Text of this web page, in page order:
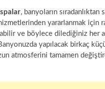
spalar, banyoların
yararlanmak için
ve böylece dilediğiniz her
yapılacak birkaç
atmosferini tamamen